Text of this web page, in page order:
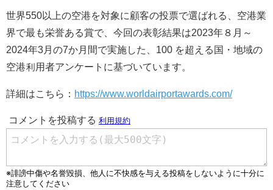
世界550以上の空港を対象に顧客の投票で選ばれる、空港業
界で最も栄誉ある賞で、今回の表彰結果は2023年８月～
2024年3月の7か月間で実施した、100 を超える国・地域の
空港利⽤者アンケートに基づいています。
詳細はこちら： https://www.worldairportawards.com/